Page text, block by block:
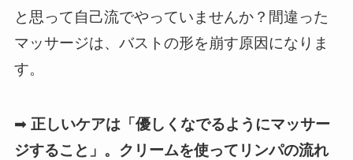
と思って自己流でやっていませんか？間違った
マッサージは、バストの形を崩す原因になりま
す。
➡ 正しいケアは「優しくなでるようにマッサー
ジすること」。クリームを使ってリンパの流れ